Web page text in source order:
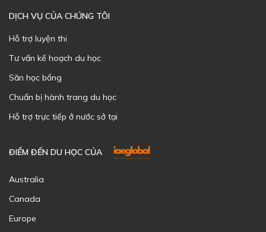
DỊCH VỤ CỦA CHÚNG TÔI
Hỗ trợ luyện thi
Tư vấn kế hoạch du học
Săn học bổng
Chuẩn bị hành trang du học
Hỗ trợ trực tiếp ở nước sở tại
ĐIỂM ĐẾN DU HỌC CỦA
Australia
Canada
Europe